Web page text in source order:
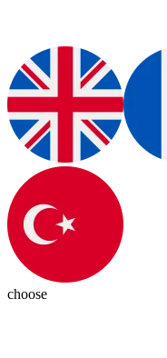
choose